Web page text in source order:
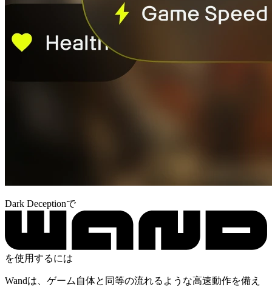
Dark Deceptionで
を使用するには
Wandは、ゲーム自体と同等の流れるような高速動作を備え